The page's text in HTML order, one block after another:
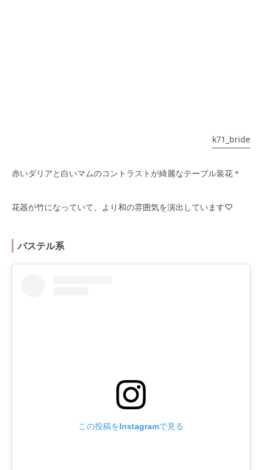
k71_bride
赤いダリアと白いマムのコントラストが綺麗なテーブル装花＊
花器が竹になっていて、より和の雰囲気を演出しています♡
パステル系
この投稿をInstagramで見る